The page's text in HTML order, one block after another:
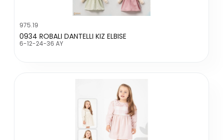
975.19
0934 ROBALI DANTELLI KIZ ELBISE
6-12-24-36 AY